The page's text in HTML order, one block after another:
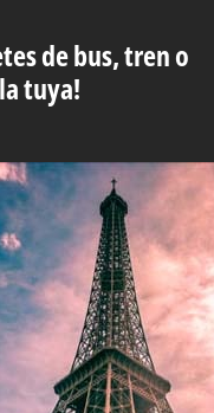
de bus, tren o
tuya!